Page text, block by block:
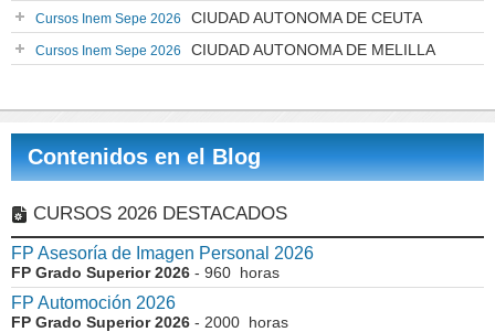
Cursos Inem Sepe 2026 CIUDAD AUTONOMA DE CEUTA
Cursos Inem Sepe 2026 CIUDAD AUTONOMA DE MELILLA
Contenidos en el Blog
CURSOS 2026 DESTACADOS
FP Asesoría de Imagen Personal 2026
FP Grado Superior 2026 - 960 horas
FP Automoción 2026
FP Grado Superior 2026 - 2000 horas